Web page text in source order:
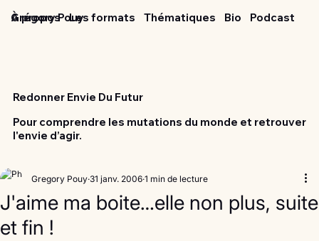
Grégory Pouy
À propos Les formats Thématiques Podcast
Bio
Redonner Envie Du Futur
Pour comprendre les mutations du monde et retrouver
l'envie d’agir.
J'aime ma boite…elle non plus, suite
et fin !
Gregory Pouy 31 janv. 2006 1 min de lecture